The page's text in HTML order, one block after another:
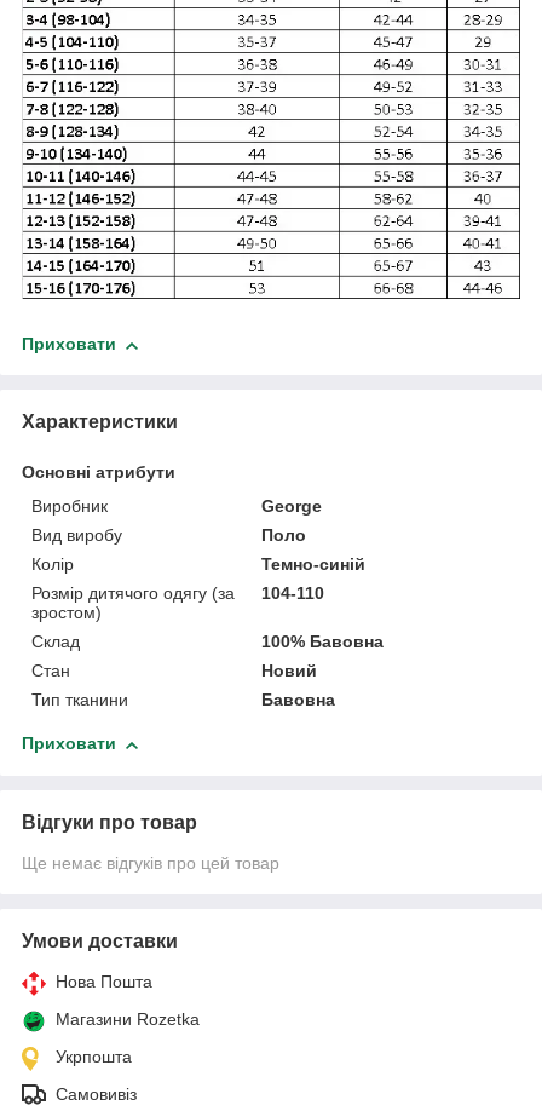
Приховати
Характеристики
Основні атрибути
Виробник
George
Вид виробу
Поло
Колір
Темно-синій
Розмір дитячого одягу (за
зростом)
104-110
Склад
100% Бавовна
Стан
Новий
Тип тканини
Бавовна
Приховати
Відгуки про товар
Ще немає відгуків про цей товар
Умови доставки
Нова Пошта
Магазини Rozetka
Укрпошта
Самовивіз